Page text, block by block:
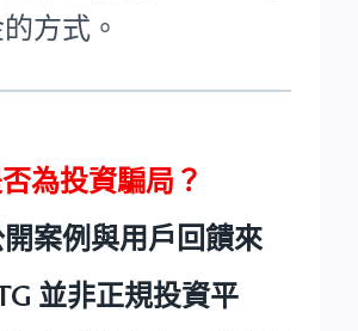
方式。
為投資騙局？
案例與用戶回饋來
並非正規投資平